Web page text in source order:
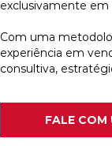
exclusivamente em
Com uma
experiência em
consultiva,
FALE COM